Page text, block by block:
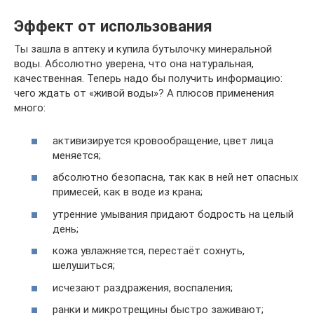
Эффект от использования
Ты зашла в аптеку и купила бутылочку минеральной
воды. Абсолютно уверена, что она натуральная,
качественная. Теперь надо бы получить информацию:
чего ждать от «живой воды»? А плюсов применения
много:
активизируется кровообращение, цвет лица
меняется;
абсолютно безопасна, так как в ней нет опасных
примесей, как в воде из крана;
утренние умывания придают бодрость на целый
день;
кожа увлажняется, перестаёт сохнуть,
шелушиться;
исчезают раздражения, воспаления;
ранки и микротрещины быстро заживают;